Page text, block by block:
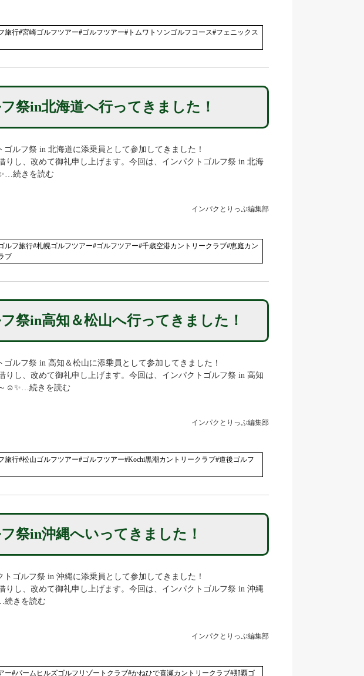
行#宮崎ゴルフツアー#ゴルフツアー#トムワトソンゴルフコース#フェニックス
祭in北海道へ行ってきました！
ルフ祭 in 北海道に添乗員として参加してきました！
りし、改めて御礼申し上げます。今回は、インパクトゴルフ祭 in 北海
続きを読む
インパクとりっぷ編集部
フ旅行#札幌ゴルフツアー#ゴルフツアー#千歳空港カントリークラブ#恵庭カン
ブ
祭in高知＆松山へ行ってきました！
ルフ祭 in 高知＆松山に添乗員として参加してきました！
りし、改めて御礼申し上げます。今回は、インパクトゴルフ祭 in 高知
☺✨…続きを読む
インパクとりっぷ編集部
行#松山ゴルフツアー#ゴルフツアー#Kochi黒潮カントリークラブ#道後ゴルフ
祭in沖縄へいってきました！
ゴルフ祭 in 沖縄に添乗員として参加してきました！
りし、改めて御礼申し上げます。今回は、インパクトゴルフ祭 in 沖縄
続きを読む
インパクとりっぷ編集部
ー#パームヒルズゴルフリゾートクラブ#かねひで喜瀬カントリークラブ#那覇ゴ